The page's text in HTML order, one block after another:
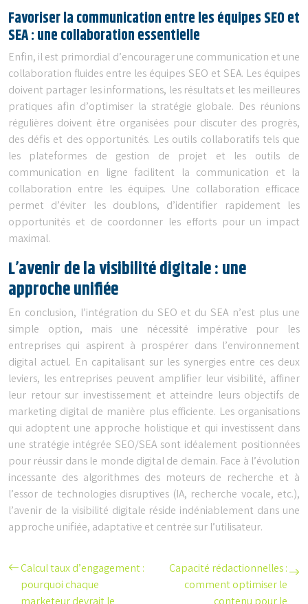
Favoriser la communication entre les équipes SEO et
SEA : une collaboration essentielle
Enfin, il est primordial d’encourager une communication et une
collaboration fluides entre les équipes SEO et SEA. Les équipes
doivent partager les informations, les résultats et les meilleures
pratiques afin d’optimiser la stratégie globale. Des réunions
régulières doivent être organisées pour discuter des progrès,
des défis et des opportunités. Les outils collaboratifs tels que
les plateformes de gestion de projet et les outils de
communication en ligne facilitent la communication et la
collaboration entre les équipes. Une collaboration efficace
permet d’éviter les doublons, d’identifier rapidement les
opportunités et de coordonner les efforts pour un impact
maximal.
L’avenir de la visibilité digitale : une
approche unifiée
En conclusion, l’intégration du SEO et du SEA n’est plus une
simple option, mais une nécessité impérative pour les
entreprises qui aspirent à prospérer dans l’environnement
digital actuel. En capitalisant sur les synergies entre ces deux
leviers, les entreprises peuvent amplifier leur visibilité, affiner
leur retour sur investissement et atteindre leurs objectifs de
marketing digital de manière plus efficiente. Les organisations
qui adoptent une approche holistique et qui investissent dans
une stratégie intégrée SEO/SEA sont idéalement positionnées
pour réussir dans le monde digital de demain. Face à l’évolution
incessante des algorithmes des moteurs de recherche et à
l’essor de technologies disruptives (IA, recherche vocale, etc.),
l’avenir de la visibilité digitale réside indéniablement dans une
approche unifiée, adaptative et centrée sur l’utilisateur.
Calcul taux d’engagement :
pourquoi chaque
Capacité rédactionnelles :
comment optimiser le